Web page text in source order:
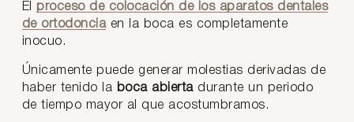
El proceso de colocación de los aparatos dentales
de ortodonciaen la boca es completamente
inocuo.
Únicamente puede generar molestias derivadas de
haber tenido la boca abiertadurante un periodo
de tiempo mayor al que acostumbramos.